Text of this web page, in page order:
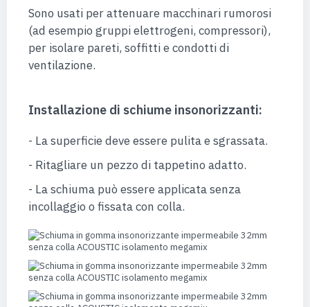
Sono usati per attenuare macchinari rumorosi
(ad esempio gruppi elettrogeni, compressori),
per isolare pareti, soffitti e condotti di
ventilazione.
Installazione di schiume insonorizzanti:
- La superficie deve essere pulita e sgrassata.
- Ritagliare un pezzo di tappetino adatto.
- La schiuma può essere applicata senza
incollaggio o fissata con colla.